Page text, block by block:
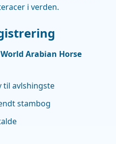
i verden.
World Arabian Horse
til avlshingste
stambog